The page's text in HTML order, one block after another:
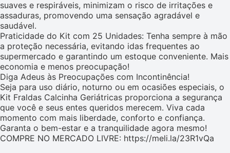
suaves e respiráveis, minimizam o risco de irritações e
assaduras, promovendo uma sensação agradável e
saudável.
Praticidade do Kit com 25 Unidades: Tenha sempre à mão
a proteção necessária, evitando idas frequentes ao
supermercado e garantindo um estoque conveniente. Mais
economia e menos preocupação!
Diga Adeus às Preocupações com Incontinência!
Seja para uso diário, noturno ou em ocasiões especiais, o
Kit Fraldas Calcinha Geriátricas proporciona a segurança
que você e seus entes queridos merecem. Viva cada
momento com mais liberdade, conforto e confiança.
Garanta o bem-estar e a tranquilidade agora mesmo!
COMPRE NO MERCADO LIVRE: https://meli.la/23R1vQa